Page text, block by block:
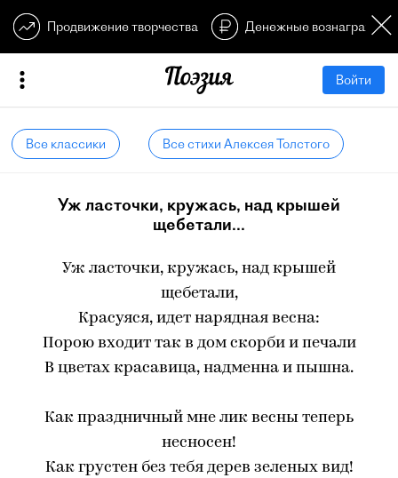
Продвижение творчества Денежные
Войти
Все классики Все стихи Алексея Толстого
Уж ласточки, кружась, над крышей
щебетали...
Уж ласточки, кружась, над крышей
щебетали,
Красуяся, идет нарядная весна:
Порою входит так в дом скорби и печали
В цветах красавица, надменна и пышна.
Как праздничный мне лик весны теперь
несносен!
Как грустен без тебя дерев зеленых вид!